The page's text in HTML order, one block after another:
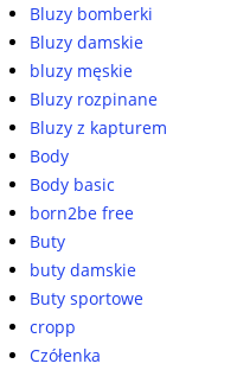
Bluzy bomberki
Bluzy damskie
bluzy męskie
Bluzy rozpinane
Bluzy z kapturem
Body
Body basic
born2be free
Buty
buty damskie
Buty sportowe
cropp
Czółenka